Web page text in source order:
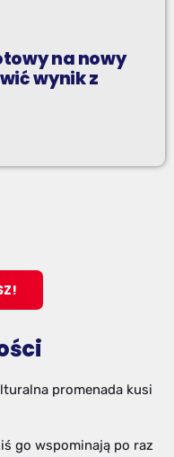
na nowy
wynik z
promenada kusi
go wspominają po raz